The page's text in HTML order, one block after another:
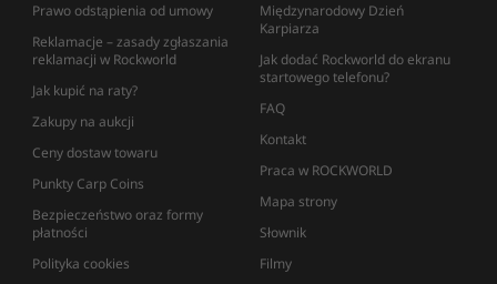
Prawo odstąpienia od umowy
Reklamacje – zasady zgłaszania
reklamacji w Rockworld
Jak kupić na raty?
Zakupy na aukcji
Ceny dostaw towaru
Punkty Carp Coins
Bezpieczeństwo oraz formy
płatności
Polityka cookies
Międzynarodowy Dzień
Karpiarza
Jak dodać Rockworld do ekranu
startowego telefonu?
FAQ
Kontakt
Praca w ROCKWORLD
Mapa strony
Słownik
Filmy